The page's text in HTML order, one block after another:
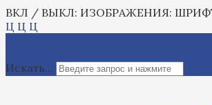
ВКЛ / ВЫКЛ: ИЗОБРАЖЕНИЯ:
Ц Ц Ц
Искать...